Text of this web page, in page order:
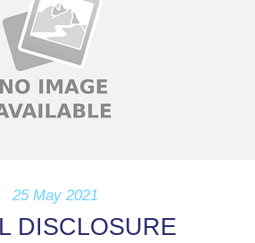
25 May 2021
DISCLOSURE